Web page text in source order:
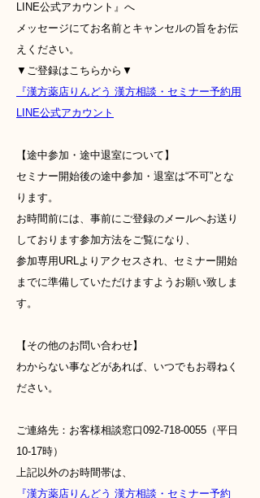
LINE公式アカウント』へ
メッセージにてお名前とキャンセルの旨をお伝
えください。
▼ご登録はこちらから▼
『漢方薬店りんどう 漢方相談・セミナー予約用
LINE公式アカウント
【途中参加・途中退室について】
セミナー開始後の途中参加・退室は“不可”とな
ります。
お時間前には、事前にご登録のメールへお送り
しております参加方法をご覧になり、
参加専用URLよりアクセスされ、セミナー開始
までに準備していただけますようお願い致しま
す。
【その他のお問い合わせ】
わからない事などがあれば、いつでもお尋ねく
ださい。
ご連絡先：お客様相談窓口092-718-0055（平日
10-17時）
上記以外のお時間帯は、
『漢方薬店りんどう 漢方相談・セミナー予約